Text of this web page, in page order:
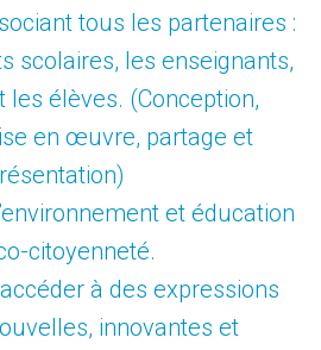
tous les partenaires :
scolaires, les enseignants,
les élèves. (Conception,
en œuvre, partage et
et éducation
citoyenneté.
à des expressions
innovantes et